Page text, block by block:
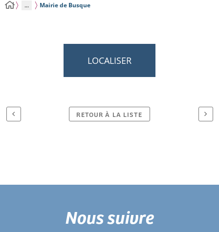
... Mairie de Busque
LOCALISER
RETOUR À LA LISTE
Nous suivre